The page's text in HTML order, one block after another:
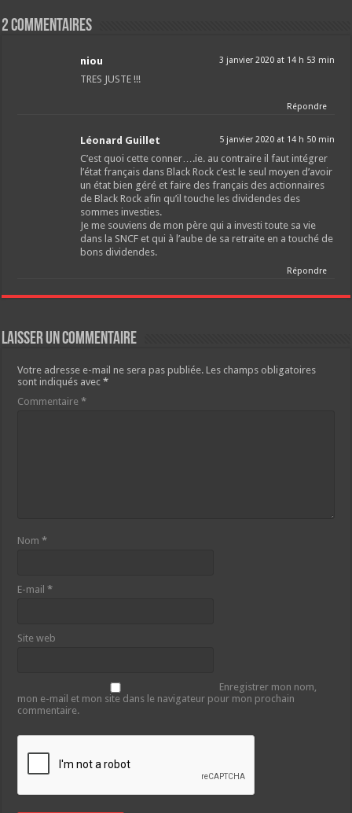
2 Commentaires
niou 3 janvier 2020 at 14 h 53 min
TRES JUSTE !!!
Répondre
Léonard Guillet 5 janvier 2020 at 14 h 50 min
C’est quoi cette conner….ie. au contraire il faut intégrer
l’état français dans Black Rock c’est le seul moyen d’avoir
un état bien géré et faire des français des actionnaires
de Black Rock afin qu’il touche les dividendes des
sommes investies.
Je me souviens de mon père qui a investi toute sa vie
dans la SNCF et qui à l’aube de sa retraite en a touché de
bons dividendes.
Répondre
Laisser un commentaire
Votre adresse e-mail ne sera pas publiée. Les champs obligatoires
sont indiqués avec*
Commentaire*
Nom*
E-mail*
Site web
Enregistrer mon nom,
mon e-mail et mon site dans le navigateur pour mon prochain
commentaire.